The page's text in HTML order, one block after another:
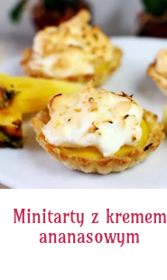
Minitarty z kremem
ananasowym